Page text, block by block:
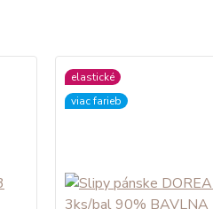
elastické
viac farieb